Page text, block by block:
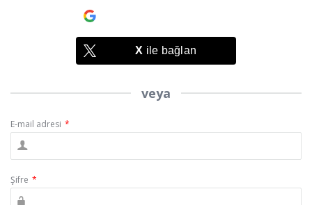
X ile bağlan
veya
E-mail adresi *
Şifre *